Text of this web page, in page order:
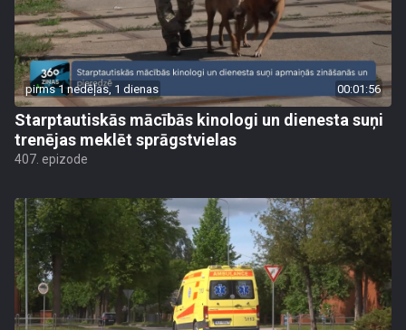
pirms 1 nedēļas, 1 dienas 00:01:56
Starptautiskās mācībās kinologi un dienesta suņi
trenējas meklēt sprāgstvielas
407. epizode